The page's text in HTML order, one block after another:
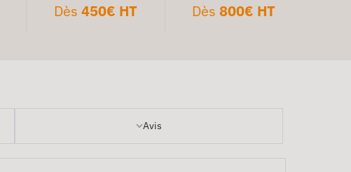
Dès 450€ HT Dès800€ HT
Avis